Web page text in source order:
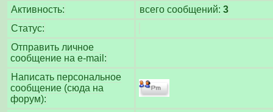
Активность:
всего сообщений: 3
Статус:
Отправить личное
сообщение на e-mail:
Написать персональное
сообщение (сюда на
форум):